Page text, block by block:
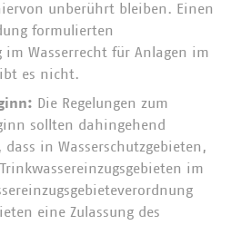
unberührt bleiben. Einen
formulierten
im Wasserrecht für Anlagen im
es nicht.
Die Regelungen zum
sollten dahingehend
dass in Wasserschutzgebieten,
im
eine Zulassung des